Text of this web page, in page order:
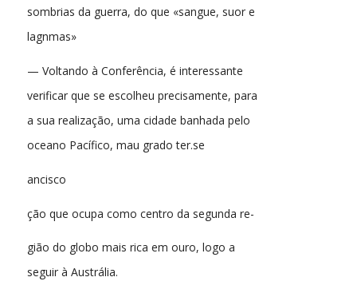
sombrias da guerra, do que «sangue, suor e
lagnmas»
— Voltando à Conferência, é interessante
verificar que se escolheu precisamente, para
a sua realização, uma cidade banhada pelo
oceano Pacífico, mau grado ter.se
ancisco
ção que ocupa como centro da segunda re-
gião do globo mais rica em ouro, logo a
seguir à Austrália.